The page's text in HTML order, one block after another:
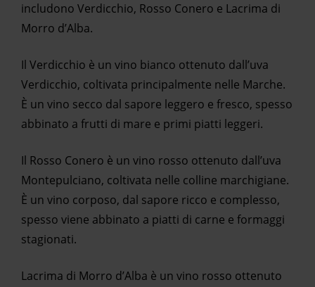
includono Verdicchio, Rosso Conero e Lacrima di
Morro d’Alba.
Il Verdicchio è un vino bianco ottenuto dall’uva
Verdicchio, coltivata principalmente nelle Marche.
È un vino secco dal sapore leggero e fresco, spesso
abbinato a frutti di mare e primi piatti leggeri.
Il Rosso Conero è un vino rosso ottenuto dall’uva
Montepulciano, coltivata nelle colline marchigiane.
È un vino corposo, dal sapore ricco e complesso,
spesso viene abbinato a piatti di carne e formaggi
stagionati.
Lacrima di Morro d’Alba è un vino rosso ottenuto